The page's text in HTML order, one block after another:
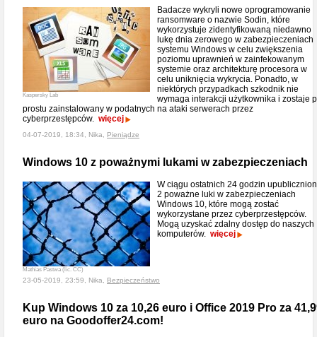
Kaspersky Lab
Badacze wykryli nowe oprogramowanie
ransomware o nazwie Sodin, które
wykorzystuje zidentyfikowaną niedawno
lukę dnia zerowego w zabezpieczeniach
systemu Windows w celu zwiększenia
poziomu uprawnień w zainfekowanym
systemie oraz architekturę procesora w
celu uniknięcia wykrycia. Ponadto, w
niektórych przypadkach szkodnik nie
wymaga interakcji użytkownika i zostaje
prostu zainstalowany w podatnych na ataki serwerach przez
cyberprzestępców. więcej
04-07-2019, 18:34, Nika, Pieniądze
Windows 10 z poważnymi lukami w zabezpieczeniach
Mathias Pastwa (lic. CC)
W ciągu ostatnich 24 godzin
2 poważne luki w zabezpieczeniach
Windows 10, które mogą zostać
wykorzystane przez cyberprzestępców.
Mogą uzyskać zdalny dostęp do naszych
komputerów. więcej
23-05-2019, 23:59, Nika, Bezpieczeństwo
Kup Windows 10 za 10,26 euro i Office 2019 Pro za
euro na Goodoffer24.com!